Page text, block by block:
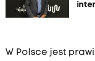
W Polsce jest